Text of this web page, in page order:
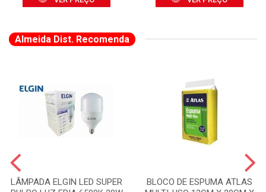
Almeida Dist. Recomenda
LÂMPADA ELGIN LED SUPER
BLOCO DE ESPUMA ATLAS